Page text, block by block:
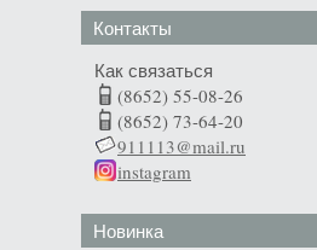
Контакты
Как связаться
(8652) 55-08-26
(8652) 73-64-20
911113@mail.ru
instagram
Новинка